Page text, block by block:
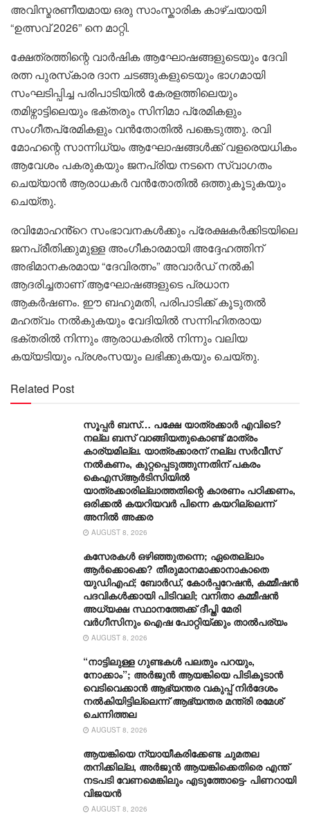
അവിസ്മരണീയമായ ഒരു സാംസ്കാരിക കാഴ്ചയായി
“ഉത്സവ് 2026” നെ മാറ്റി.
ക്ഷേത്രത്തിന്റെ വാർഷിക ആഘോഷങ്ങളുടെയും ദേവി
രത്ന പുരസ്‌കാര ദാന ചടങ്ങുകളുടെയും ഭാഗമായി
സംഘടിപ്പിച്ച പരിപാടിയിൽ കേരളത്തിലെയും
തമിഴ്നാട്ടിലെയും ഭക്തരും സിനിമാ പ്രേമികളും
സംഗീതപ്രേമികളും വൻതോതിൽ പങ്കെടുത്തു. രവി
മോഹന്റെ സാന്നിധ്യം ആഘോഷങ്ങൾക്ക് വളരെയധികം
ആവേശം പകരുകയും ജനപ്രിയ നടനെ സ്വാഗതം
ചെയ്യാൻ ആരാധകർ വൻതോതിൽ ഒത്തുകൂടുകയും
ചെയ്തു.
രവിമോഹൻ്റെ സംഭാവനകൾക്കും പ്രേക്ഷകർക്കിടയിലെ
ജനപ്രീതിക്കുമുള്ള അംഗീകാരമായി അദ്ദേഹത്തിന്
അഭിമാനകരമായ “ദേവിരത്നം” അവാർഡ് നൽകി
ആദരിച്ചതാണ് ആഘോഷങ്ങളുടെ പ്രധാന
ആകർഷണം. ഈ ബഹുമതി, പരിപാടിക്ക് കൂടുതൽ
മഹത്വം നൽകുകയും വേദിയിൽ സന്നിഹിതരായ
ഭക്തരിൽ നിന്നും ആരാധകരിൽ നിന്നും വലിയ
കയ്യടിയും പ്രശംസയും ലഭിക്കുകയും ചെയ്തു.
Related Post
സൂപ്പർ ബസ്… പക്ഷേ യാത്രക്കാർ എവിടെ?
നല്ല ബസ് വാങ്ങിയതുകൊണ്ട് മാത്രം
കാര്യമില്ല. യാത്രക്കാരന് നല്ല സര്‍വീസ്
നല്‍കണം, കുറ്റപ്പെടുത്തുന്നതിന് പകരം
കെഎസ്ആര്‍ടിസിയില്‍
യാത്രക്കാരില്ലാത്തതിന്റെ കാരണം പഠിക്കണം,
ഒരിക്കല്‍ കയറിയവര്‍ പിന്നെ കയറില്ലെന്ന്
അനില്‍ അക്കര
AUGUST 8, 2026
കസേരകൾ ഒഴിഞ്ഞുതന്നെ; ഏതെല്ലാം
ആർക്കൊക്കെ? തീരുമാനമാക്കാനാകാതെ
യുഡിഎഫ്; ബോർഡ്, കോർപ്പറേഷൻ, കമ്മീഷൻ
പദവികൾക്കായി പിടിവലി; വനിതാ കമ്മീഷൻ
അധ്യക്ഷ സ്ഥാനത്തേക്ക് ദീപ്തി മേരി
വർഗീസിനും ഐഷ പോറ്റിയ്ക്കും താൽപര്യം
AUGUST 8, 2026
“നാട്ടിലുള്ള ഗുണ്ടകൾ പലതും പറയും,
നോക്കാം”; അർജുൻ ആയങ്കിയെ പിടികൂടാൻ
വെടിവെക്കാൻ ആഭ്യന്തര വകുപ്പ് നിർദേശം
നൽകിയിട്ടില്ലെന്ന് ആഭ്യന്തര മന്ത്രി രമേശ്
ചെന്നിത്തല
AUGUST 8, 2026
ആയങ്കിയെ ന്യായീകരിക്കേണ്ട ചുമതല
തനിക്കില്ല, അർജുൻ ആയങ്കിക്കെതിരെ എന്ത്
നടപടി വേണമെങ്കിലും എടുത്തോട്ടെ- പിണറായി
വിജയന്‍
AUGUST 8, 2026